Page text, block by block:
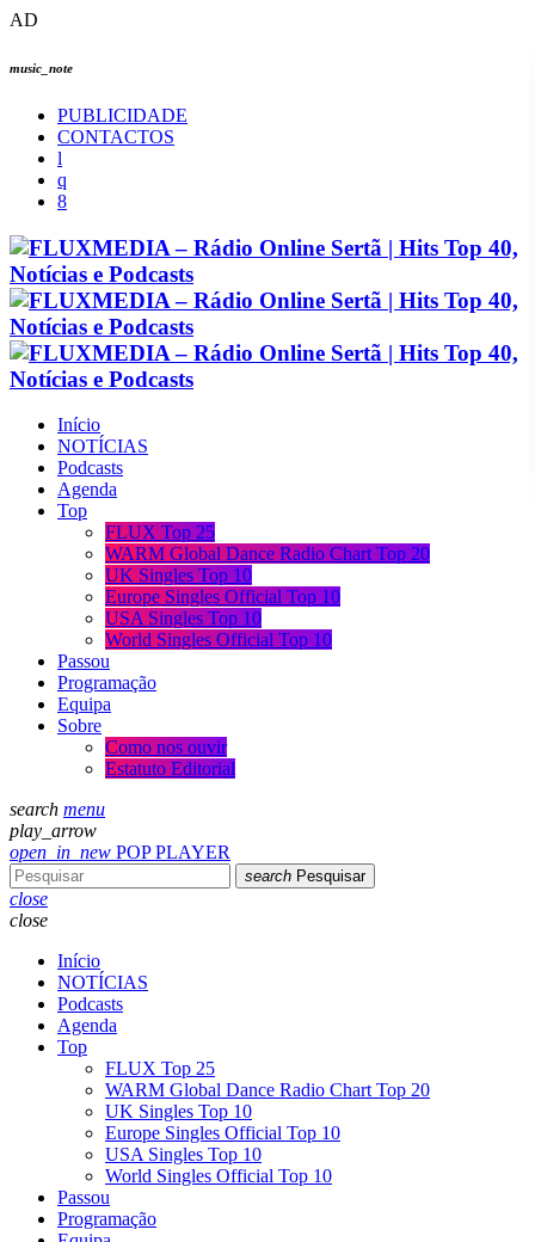
AD
music_note
PUBLICIDADE
CONTACTOS
Início
NOTÍCIAS
Podcasts
Agenda
Top
FLUX Top 25
WARM Global Dance Radio Chart Top 20
UK Singles Top 10
Europe Singles Official Top 10
USA Singles Top 10
World Singles Official Top 10
Passou
Programação
Equipa
Sobre
Como nos ouvir
Estatuto Editorial
search menu
play_arrow
open_in_new POP PLAYER
search Pesquisar
close
close
Início
NOTÍCIAS
Podcasts
Agenda
Top
FLUX Top 25
WARM Global Dance Radio Chart Top 20
UK Singles Top 10
Europe Singles Official Top 10
USA Singles Top 10
World Singles Official Top 10
Passou
Programação